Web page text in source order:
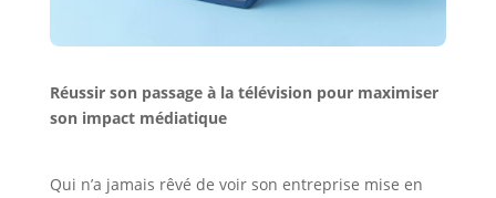
Réussir son passage à la télévision pour maximiser
son impact médiatique
Qui n’a jamais rêvé de voir son entreprise mise en